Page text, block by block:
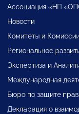
Ассоциация «НП
Новости
Комитеты и
Региональное
Экспертиза и
Международная
Бюро по защите
Декларация о